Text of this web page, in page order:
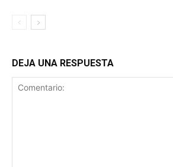
DEJA UNA RESPUESTA